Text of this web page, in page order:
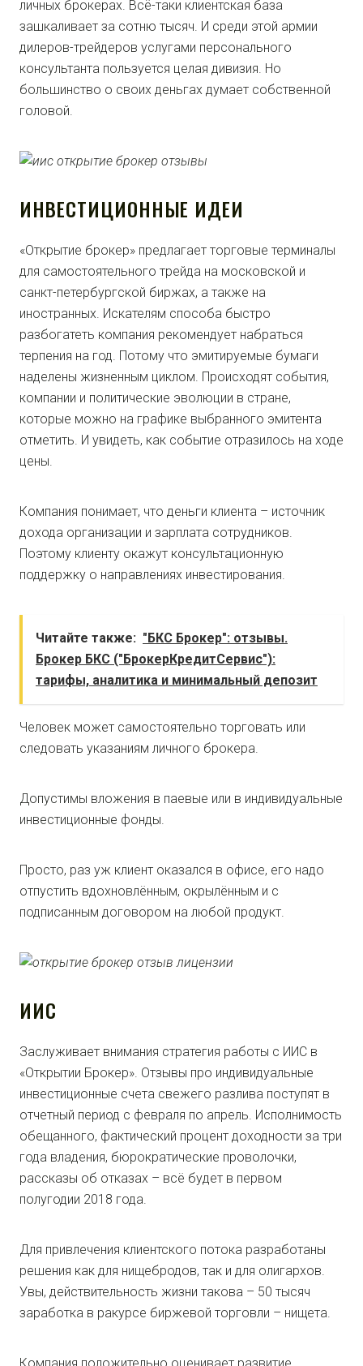
личных брокерах. Всё-таки клиентская база
зашкаливает за сотню тысяч. И среди этой армии
дилеров-трейдеров услугами персонального
консультанта пользуется целая дивизия. Но
большинство о своих деньгах думает собственной
головой.
ИНВЕСТИЦИОННЫЕ ИДЕИ
«Открытие брокер» предлагает торговые терминалы
для самостоятельного трейда на московской и
санкт-петербургской биржах, а также на
иностранных. Искателям способа быстро
разбогатеть компания рекомендует набраться
терпения на год. Потому что эмитируемые бумаги
наделены жизненным циклом. Происходят события,
компании и политические эволюции в стране,
которые можно на графике выбранного эмитента
отметить. И увидеть, как событие отразилось на ходе
цены.
Компания понимает, что деньги клиента – источник
дохода организации и зарплата сотрудников.
Поэтому клиенту окажут консультационную
поддержку о направлениях инвестирования.
Читайте также: "БКС Брокер": отзывы.
Брокер БКС ("БрокерКредитСервис"):
тарифы, аналитика и минимальный депозит
Человек может самостоятельно торговать или
следовать указаниям личного брокера.
Допустимы вложения в паевые или в индивидуальные
инвестиционные фонды.
Просто, раз уж клиент оказался в офисе, его надо
отпустить вдохновлённым, окрылённым и с
подписанным договором на любой продукт.
ИИС
Заслуживает внимания стратегия работы с ИИС в
«Открытии Брокер». Отзывы про индивидуальные
инвестиционные счета свежего разлива поступят в
отчетный период с февраля по апрель. Исполнимость
обещанного, фактический процент доходности за три
года владения, бюрократические проволочки,
рассказы об отказах – всё будет в первом
полугодии 2018 года.
Для привлечения клиентского потока разработаны
решения как для нищебродов, так и для олигархов.
Увы, действительность жизни такова – 50 тысяч
заработка в ракурсе биржевой торговли – нищета.